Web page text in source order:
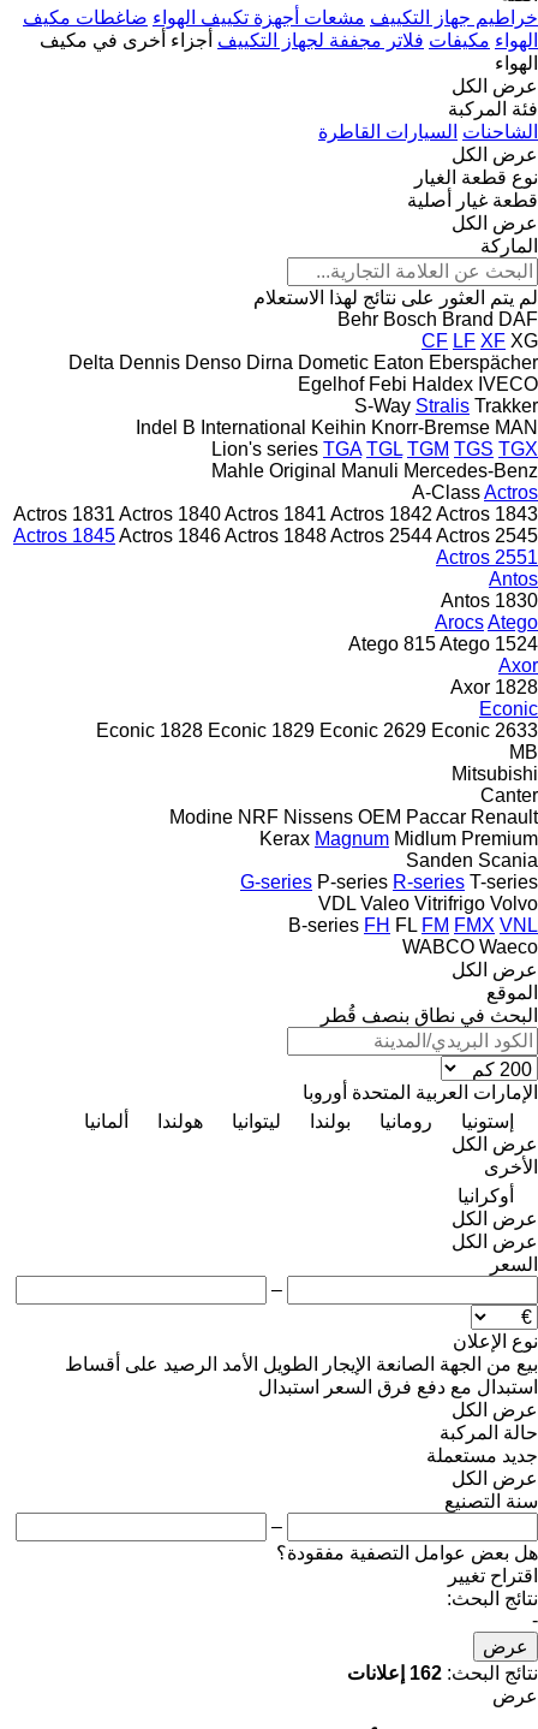
خراطيم جهاز التكييف مشعات أجهزة تكييف الهواء ضاغطات مكيف
الهواء مكيفات فلاتر مجففة لجهاز التكييف أجزاء أخرى في مكيف
الهواء
عرض الكل
فئة المركبة
الشاحنات السيارات القاطرة
عرض الكل
نوع قطعة الغيار
قطعة غيار أصلية
عرض الكل
الماركة
لم يتم العثور على نتائج لهذا الاستعلام
Behr Bosch Brand DAF
CF LF XF XG
Delta Dennis Denso Dirna Dometic Eaton Eberspächer
Egelhof Febi Haldex IVECO
S-Way Stralis Trakker
Indel B International Keihin Knorr-Bremse MAN
Lion's series TGA TGL TGM TGS TGX
Mahle Original
Manuli Mercedes-Benz
A-ClassActros
Actros 1831 Actros 1840Actros 1841 Actros 1842 Actros 1843
Actros 1845Actros 1846Actros 1848Actros 2544Actros 2545
Actros 2551
Antos
Antos 1830
ArocsAtego
Atego 815Atego 1524
Axor
Axor 1828
Econic
Econic 1828 Econic 1829 Econic 2629 Econic 2633
MB
Mitsubishi
Canter
Modine NRF Nissens OEM Paccar Renault
Kerax Magnum Midlum Premium
Sanden Scania
G-series P-series R-series T-series
VDL Valeo Vitrifrigo Volvo
B-series FH FL FM FMX VNL
WABCO Waeco
عرض الكل
الموقع
البحث في نطاق بنصف قُطر
الإمارات العربية المتحدة أوروبا
إستونيا
رومانيا بولندا ليتوانيا هولندا
ألمانيا
عرض الكل
الأخرى
أوكرانيا
عرض الكل
عرض الكل
السعر
–
نوع الإعلان
بيع من الجهة الصانعة الإيجار الطويل الأمد الرصيد على أقساط
استبدال مع دفع فرق السعر
استبدال
عرض الكل
حالة المركبة
جديد مستعملة
عرض الكل
سنة التصنيع
–
هل بعض عوامل التصفية مفقودة؟
اقتراح تغيير
نتائج البحث:
-
عرض
نتائج البحث: 162 إعلانات
عرض